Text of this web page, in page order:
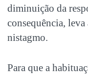
diminuição da
consequência,
nistagmo.
Para que a